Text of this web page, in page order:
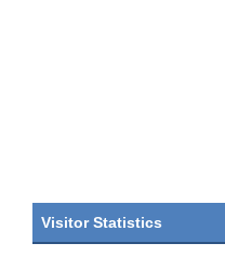
Visitor Statistics